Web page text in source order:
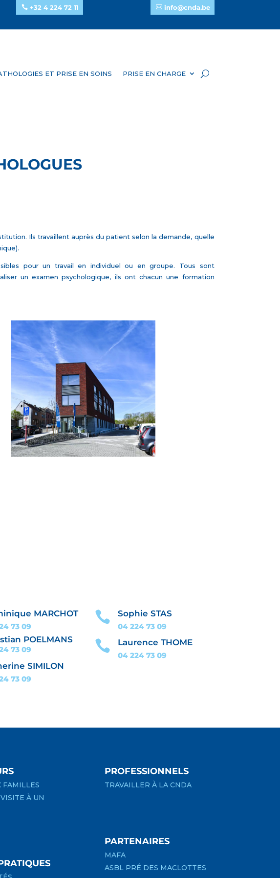
+32 4 224 72 11 info@cnda.be
ET PRISE EN SOINS PRISE EN CHARGE
Ils travaillent auprès du patient selon la demande, quelle
pour un travail en individuel ou en groupe. Tous sont
un examen psychologique, ils ont chacun une formation
MARCHOT
7309
POELMANS
7309
SIMILON
7309
 Sophie STAS
04 224 7309
 Laurence THOME
04 224 7309
FAMILLES
À UN
PROFESSIONNELS
TRAVAILLER À LA CNDA
PARTENAIRES
MAFA
ASBL PRÉ DES MACLOTTES